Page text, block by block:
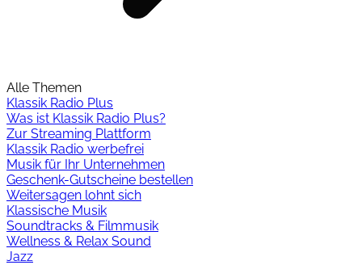
Alle Themen
Klassik Radio Plus
Was ist Klassik Radio Plus?
Zur Streaming Plattform
Klassik Radio werbefrei
Musik für Ihr Unternehmen
Geschenk-Gutscheine bestellen
Weitersagen lohnt sich
Klassische Musik
Soundtracks & Filmmusik
Wellness & Relax Sound
Jazz